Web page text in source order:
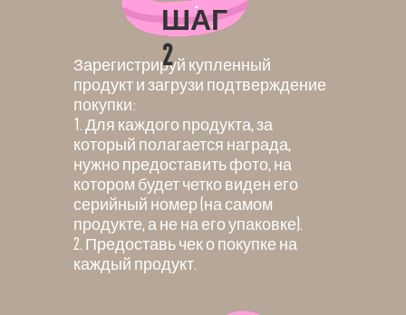
ШАГ
2
Зарегистрируй купленный
продукт и загрузи подтверждение
покупки:
1. Для каждого продукта, за
который полагается награда,
нужно предоставить фото, на
котором будет четко виден его
серийный номер (на самом
продукте, а не на его упаковке).
2. Предоставь чек о покупке на
каждый продукт.